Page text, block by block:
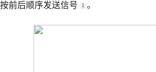
前后顺序发送信号
1 。